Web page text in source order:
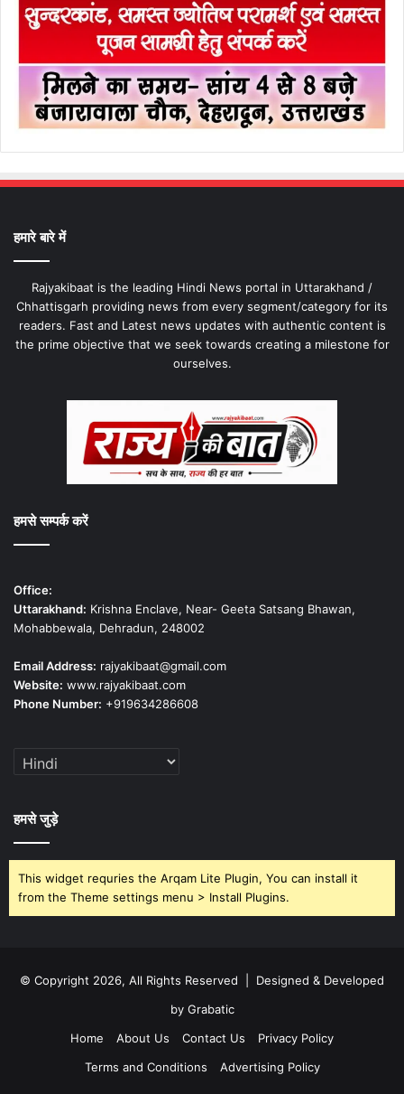
हमारे बारे में
Rajyakibaat is the leading Hindi News portal in Uttarakhand /
Chhattisgarh providing news from every segment/category for its
readers. Fast and Latest news updates with authentic content is
the prime objective that we seek towards creating a milestone for
ourselves.
हमसे सम्पर्क करें
Office:
Uttarakhand: Krishna Enclave, Near- Geeta Satsang Bhawan,
Mohabbewala, Dehradun, 248002
Email Address: rajyakibaat@gmail.com
Website: www.rajyakibaat.com
Phone Number: +919634286608
हमसे जुड़े
This widget requries the Arqam Lite Plugin, You can install it
from the Theme settings menu > Install Plugins.
© Copyright 2026, All Rights Reserved | Designed & Developed
by Grabatic
Home
About Us Contact Us
Privacy Policy
Terms and Conditions
Advertising Policy